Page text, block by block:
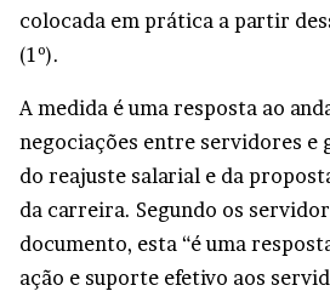
colocada em prática a partir
(1º).
A medida é uma resposta ao
negociações entre servidores e
do reajuste salarial e da
da carreira. Segundo os
documento, esta “é uma
ação e suporte efetivo aos